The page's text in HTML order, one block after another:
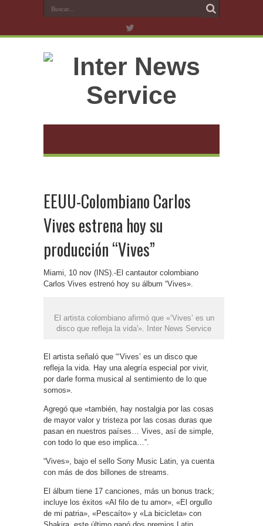
EEUU-Colombiano Carlos
Vives estrena hoy su
producción “Vives”
Miami, 10 nov (INS).-El cantautor colombiano
Carlos Vives estrenó hoy su álbum “Vives».
El artista colombiano afirmó que «‘Vives’ es un
disco que refleja la vida'». Inter News Service
El artista señaló que “‘Vives’ es un disco que
refleja la vida. Hay una alegría especial por vivir,
por darle forma musical al sentimiento de lo que
somos».
Agregó que «también, hay nostalgia por las cosas
de mayor valor y tristeza por las cosas duras que
pasan en nuestros países… Vives, así de simple,
con todo lo que eso implica…”.
“Vives», bajo el sello Sony Music Latin, ya cuenta
con más de dos billones de streams.
El álbum tiene 17 canciones, más un bonus track;
incluye los éxitos «Al filo de tu amor», «El orgullo
de mi patria», «Pescaíto» y «La bicicleta» con